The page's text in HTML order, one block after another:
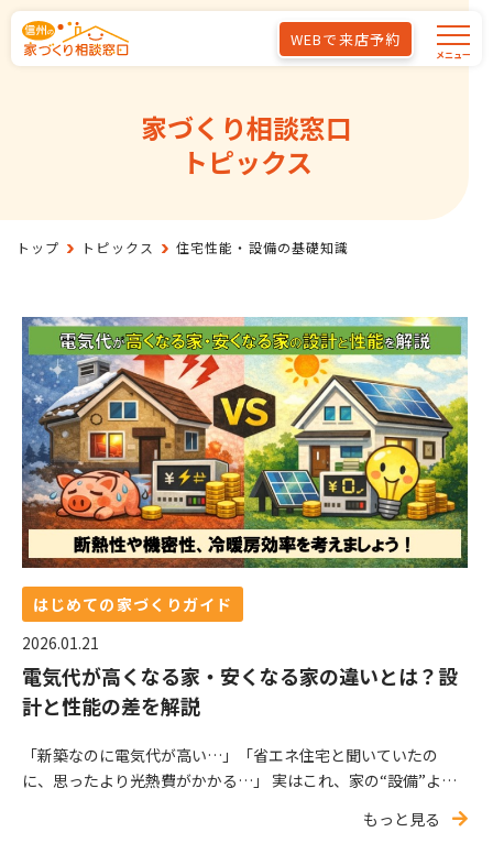
Skip to main content
WEBで来店予約
メニュー
家づくり相談窓口
トピックス
トップ トピックス 住宅性能・設備の基礎知識
はじめての家づくりガイド
2026.01.21
電気代が高くなる家・安くなる家の違いとは？設
計と性能の差を解説
「新築なのに電気代が高い…」「省エネ住宅と聞いていたの
に、思ったより光熱費がかかる…」 実はこれ、家の“設備”より
は、電気代が高くなる家と安くなる家の決定的な違いを、家づ
もっと見る